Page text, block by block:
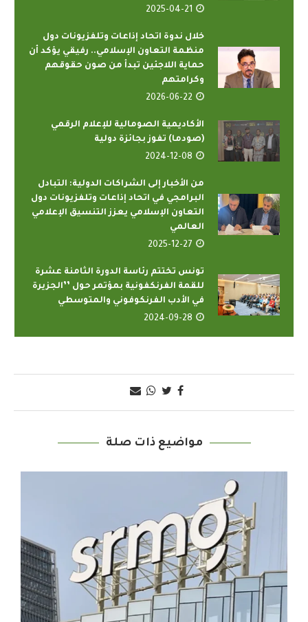
2025-04-21
خلال ندوة اتحاد إذاعات وتلفزيونات دول
منظمة التعاون الإسلامي.. رفيقي يؤكد أن
حماية اللاجئين تبدأ من صون حقوقهم
وكرامتهم
2026-06-22
الأكاديمية الصومالية للإعلام الرقمي
(صودما) تفوز بجائزة دولية
2024-12-08
من الأخبار إلى الشراكات الدولية: التبادل
البرامجي في اتحاد إذاعات وتلفزيونات دول
التعاون الإسلامي يعزز التنسيق الإعلامي
العالمي
2025-12-27
تونس تختتم رئاسة الدورة الثامنة عشرة
للقمة الفرنكفونية بمؤتمر حول ’’الجزيرة
في الأدب الفرنكوفوني والمتوسطي
2024-09-28
مواضيع ذات صلة